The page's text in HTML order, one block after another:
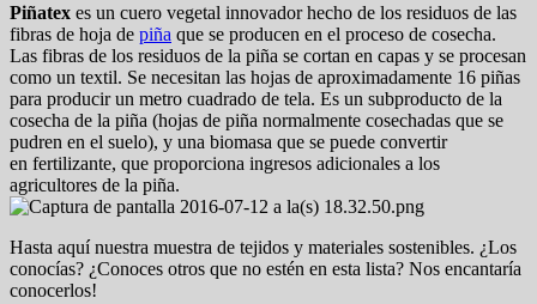
Piñatex es un cuero vegetal innovador hecho de los residuos de las
fibras de hoja de piña que se producen en el proceso de cosecha.
Las fibras de los residuos de la piña se cortan en capas y se procesan
como un textil. Se necesitan las hojas de aproximadamente 16 piñas
para producir un metro cuadrado de tela. Es un subproducto de la
cosecha de la piña (hojas de piña normalmente cosechadas que se
pudren en el suelo), y una biomasa que se puede convertir
en fertilizante, que proporciona ingresos adicionales a los
agricultores de la piña.
Hasta aquí nuestra muestra de tejidos y materiales sostenibles. ¿Los
conocías? ¿Conoces otros que no estén en esta lista? Nos encantaría
conocerlos!